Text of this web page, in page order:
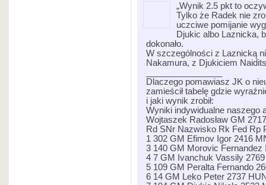
„Wynik 2.5 pkt to
Tylko że Radek nie
uczciwe pomijanie
Djukic albo Laznicka,
dokonało.
W szczególności z Laznicką
Nakamura, z Djukiciem
Dlaczego pomawiasz JK o
zamieścił tabelę gdzie
i jaki wynik zrobił:
Wyniki indywidualne naszego
Wojtaszek Radosław GM
Rd SNr Nazwisko Rk Fed Rp
1 302 GM Efimov Igor 2416
3 140 GM Morovic Fernandez
4 7 GM Ivanchuk Vassily
5 109 GM Peralta Fernando
6 14 GM Leko Peter 2737